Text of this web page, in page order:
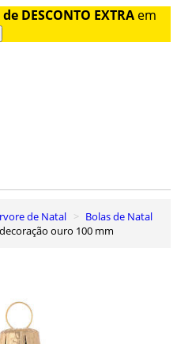
de DESCONTO EXTRA em
de Natal
Bolas de Natal
ouro 100 mm